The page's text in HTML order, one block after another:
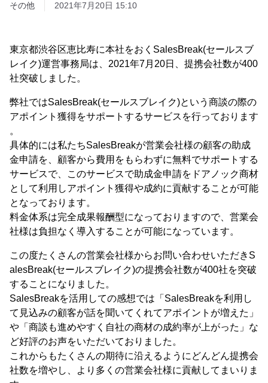
その他
2021年7月20日 15:10
東京都渋谷区恵比寿に本社をおくSalesBreak(セールスブ
レイク)運営事務局は、2021年7月20日、提携会社数が400
社突破しました。
弊社ではSalesBreak(セールスブレイク)という商談の際の
アポイント獲得をサポートするサービスを行っております
。
具体的には私たちSalesBreakが営業会社様の顧客の助成
金申請を、顧客から費用をもらわずに無料でサポートする
サービスで、このサービスで助成金申請をドアノック商材
として利用しアポイント獲得や成約に貢献することが可能
となっております。
料金体系は完全成果報酬型になっておりますので、営業会
社様は負担なく導入することが可能になっています。
この度たくさんの営業会社様からお問い合わせいただきS
alesBreak(セールスブレイク)の提携会社数が400社を突破
することになりました。
SalesBreakを活用しての感想では「SalesBreakを利用し
て見込みの顧客が話を聞いてくれてアポイントが増えた」
や「商談も進めやすく自社の商材の成約率が上がった」な
ど好評のお声をいただいておりました。
これからもたくさんの期待に沿えるようにどんどん提携会
社数を増やし、より多くの営業会社様に貢献してまいりま